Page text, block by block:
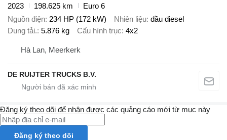
2023
198.625 km
Euro 6
Nguồn điện 234 HP (172 kW) Nhiên liệu dầu diesel
Dung tải. 5.876 kg Cấu hình trục 4x2
Hà Lan, Meerkerk
DE RUIJTER TRUCKS B.V.
Đăng ký theo dõi để nhận được các quảng cáo mới từ mục này
Đăng ký theo dõi